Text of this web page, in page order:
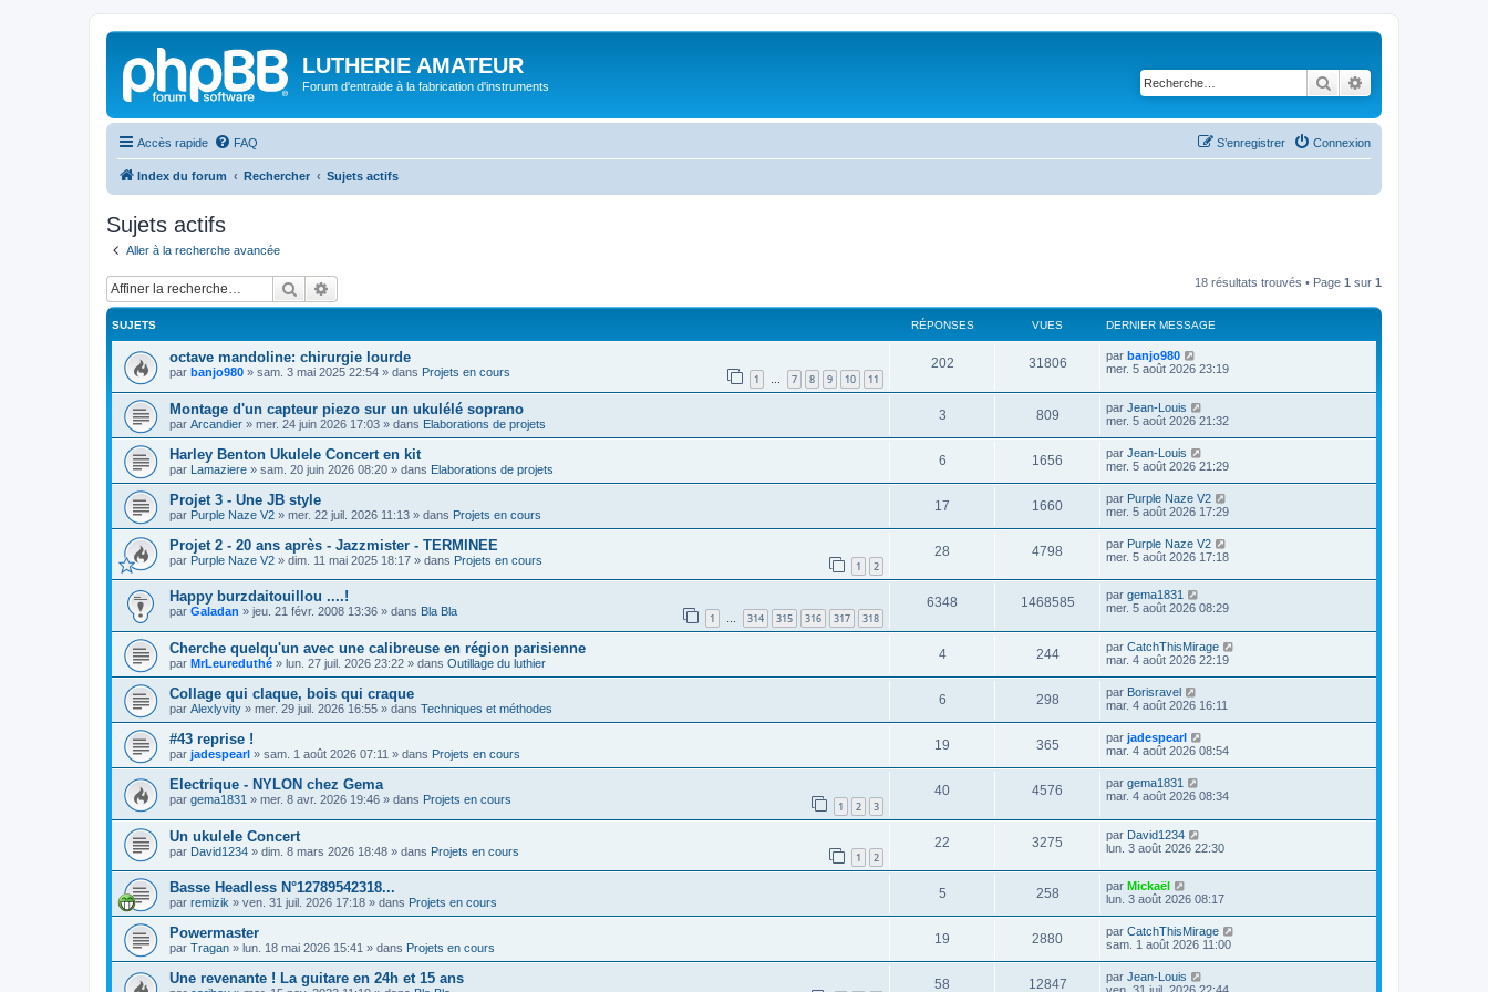
LUTHERIE AMATEUR
Forum d'entraide à la fabrication d'instruments Rechercher
Accès rapide FAQ Connexion
S’enregistrer
Index du forum Rechercher Sujets actifs
Sujets actifs
Aller à la recherche avancée
Rechercher 18 résultats trouvés • Page 1 sur 1
SUJETS RÉPONSES VUES DERNIER MESSAGE
octave mandoline: chirurgie lourde
par banjo980 » sam. 3 mai 2025 22:54 » dans Projets en cours 1 … 7 8 9 10 11
202 31806 par banjo980
mer. 5 août 2026 23:19
Montage d'un capteur piezo sur un ukulélé soprano
par Arcandier » mer. 24 juin 2026 17:03 » dans Elaborations de projets
3 809 par Jean-Louis
mer. 5 août 2026 21:32
Harley Benton Ukulele Concert en kit
par Lamaziere » sam. 20 juin 2026 08:20 » dans Elaborations de projets
6 1656 par Jean-Louis
mer. 5 août 2026 21:29
Projet 3 - Une JB style
par Purple Naze V2 » mer. 22 juil. 2026 11:13 » dans Projets en cours
17 1660 par Purple Naze V2
mer. 5 août 2026 17:29
Projet 2 - 20 ans après - Jazzmister - TERMINEE
par Purple Naze V2 » dim. 11 mai 2025 18:17 » dans Projets en cours 1 2
28 4798 par Purple Naze V2
mer. 5 août 2026 17:18
Happy burzdaitouillou ....!
par Galadan » jeu. 21 févr. 2008 13:36 » dans Bla Bla 1 … 314 315 316 317 318
6348 1468585 par gema1831
mer. 5 août 2026 08:29
Cherche quelqu'un avec une calibreuse en région parisienne
par MrLeureduthé » lun. 27 juil. 2026 23:22 » dans Outillage du luthier
4 244 par CatchThisMirage
mar. 4 août 2026 22:19
Collage qui claque, bois qui craque
par Alexlyvity » mer. 29 juil. 2026 16:55 » dans Techniques et méthodes
6 298 par Borisravel
mar. 4 août 2026 16:11
#43 reprise !
par jadespearl » sam. 1 août 2026 07:11 » dans Projets en cours
19 365 par jadespearl
mar. 4 août 2026 08:54
Electrique - NYLON chez Gema
par gema1831 » mer. 8 avr. 2026 19:46 » dans Projets en cours 1 2 3
40 4576 par gema1831
mar. 4 août 2026 08:34
Un ukulele Concert
par David1234 » dim. 8 mars 2026 18:48 » dans Projets en cours 1 2
22 3275 par David1234
lun. 3 août 2026 22:30
Basse Headless N°12789542318...
par remizik » ven. 31 juil. 2026 17:18 » dans Projets en cours
5 258 par Mickaël
lun. 3 août 2026 08:17
Powermaster
par Tragan » lun. 18 mai 2026 15:41 » dans Projets en cours
19 2880 par CatchThisMirage
sam. 1 août 2026 11:00
Une revenante ! La guitare en 24h et 15 ans 58 12847 par Jean-Louis